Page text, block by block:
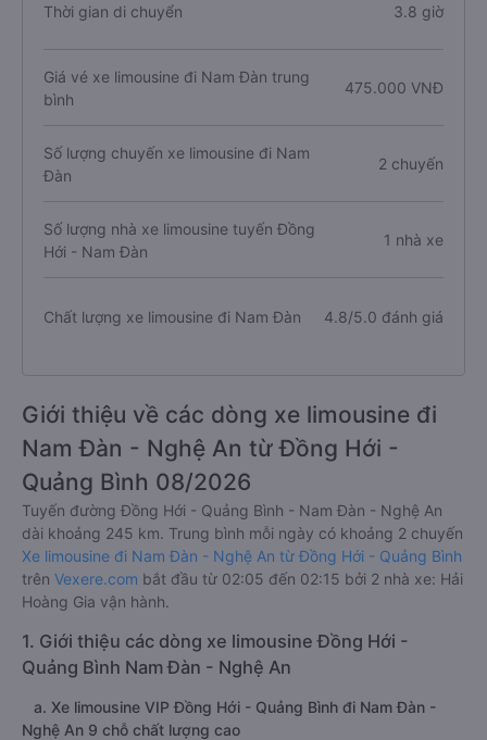
Thời gian di chuyển 3.8 giờ
Giá vé xe limousine đi Nam Đàn trung
bình
475.000 VNĐ
Số lượng chuyến xe limousine đi Nam
Đàn
2 chuyến
Số lượng nhà xe limousine tuyến Đồng
Hới - Nam Đàn
1 nhà xe
Chất lượng xe limousine đi Nam Đàn 4.8/5.0 đánh giá
Giới thiệu về các dòng xe limousine đi
Nam Đàn - Nghệ An từ Đồng Hới -
Quảng Bình 08/2026
Tuyến đường Đồng Hới - Quảng Bình - Nam Đàn - Nghệ An
dài khoảng 245 km. Trung bình mỗi ngày có khoảng 2 chuyến
Xe limousine đi Nam Đàn - Nghệ An từ Đồng Hới - Quảng Bình
trên Vexere.com bắt đầu từ 02:05 đến 02:15 bởi 2 nhà xe: Hải
Hoàng Gia vận hành.
1. Giới thiệu các dòng xe limousine Đồng Hới -
Quảng Bình Nam Đàn - Nghệ An
a. Xe limousine VIP Đồng Hới - Quảng Bình đi Nam Đàn -
Nghệ An 9 chỗ chất lượng cao